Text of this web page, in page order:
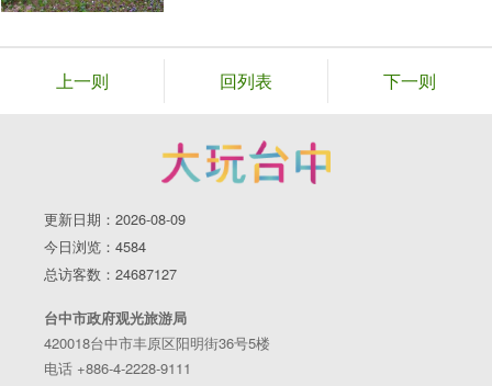
上一则 回列表 下一则
更新日期：2026-08-09
今日浏览：4584
总访客数：24687127
台中市政府观光旅游局
420018台中市丰原区阳明街36号5楼
电话 +886-4-2228-9111